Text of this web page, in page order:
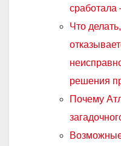
Что
решения
Почему